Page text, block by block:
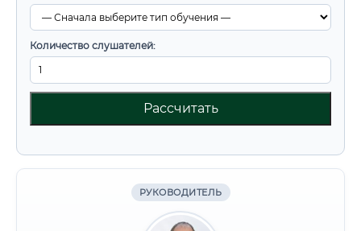
Количество слушателей:
Рассчитать
РУКОВОДИТЕЛЬ